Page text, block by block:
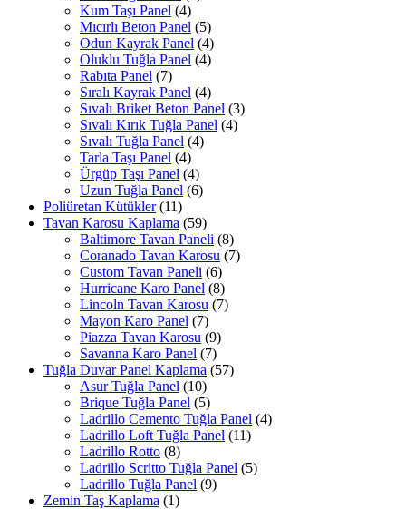
Kum Taşı Panel (4)
Mıcırlı Beton Panel (5)
Odun Kayrak Panel (4)
Oluklu Tuğla Panel (4)
Rabıta Panel (7)
Sıralı Kayrak Panel (4)
Sıvalı Briket Beton Panel (3)
Sıvalı Kırık Tuğla Panel (4)
Sıvalı Tuğla Panel (4)
Tarla Taşı Panel (4)
Ürgüp Taşı Panel (4)
Uzun Tuğla Panel (6)
Poliüretan Kütükler (11)
Tavan Karosu Kaplama (59)
Baltimore Tavan Paneli (8)
Coranado Tavan Karosu (7)
Custom Tavan Paneli (6)
Hurricane Karo Panel (8)
Lincoln Tavan Karosu (7)
Mayon Karo Panel (7)
Piazza Tavan Karosu (9)
Savanna Karo Panel (7)
Tuğla Duvar Panel Kaplama (57)
Asur Tuğla Panel (10)
Brique Tuğla Panel (5)
Ladrillo Cemento Tuğla Panel (4)
Ladrillo Loft Tuğla Panel (11)
Ladrillo Rotto (8)
Ladrillo Scritto Tuğla Panel (5)
Ladrillo Tuğla Panel (9)
Zemin Taş Kaplama (1)